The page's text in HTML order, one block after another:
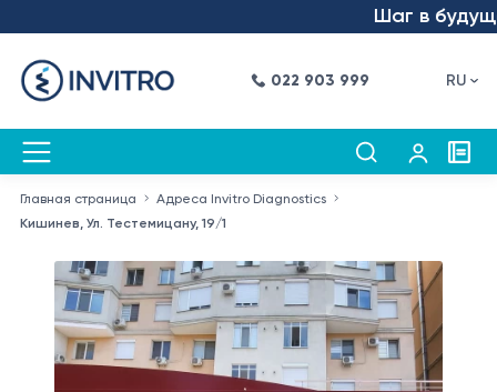
Шаг в будущее –
022 903 999 RU
Главная страница
Адреса Invitro Diagnostics
Кишинев, Ул. Тестемицану, 19/1